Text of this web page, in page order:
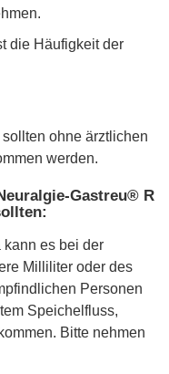
die Häufigkeit der
ohne ärztlichen
werden.
Gastreu® R
es bei der
Milliliter oder des
Personen
Speichelfluss,
Bitte nehmen